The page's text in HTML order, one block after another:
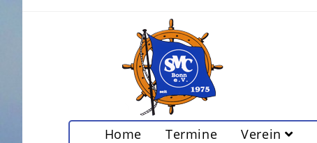
Home Termine Verein